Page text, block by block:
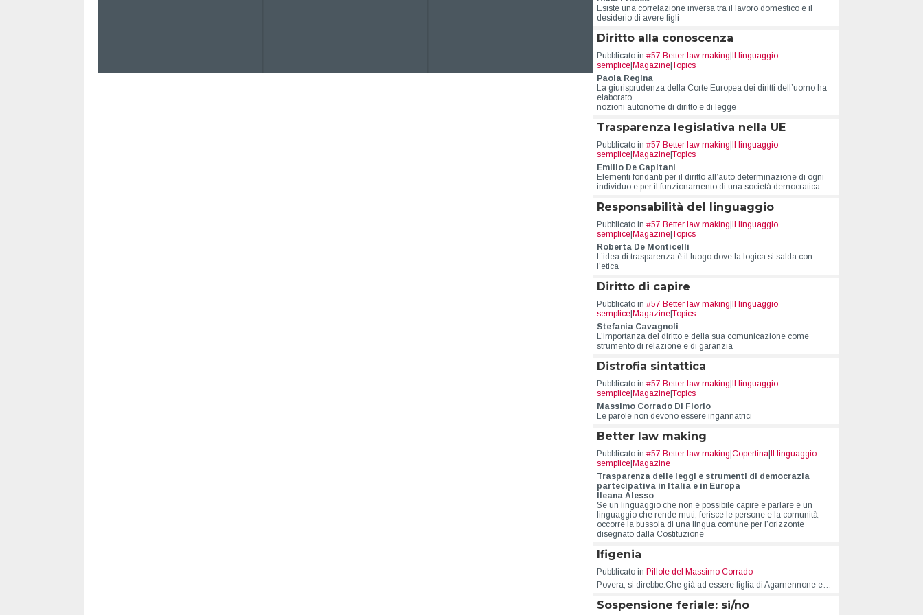
Esiste una correlazione inversa tra il lavoro domestico e il
desiderio di avere figli
Diritto alla conoscenza
Pubblicato in #57 Better law making
Il linguaggio
semplice| Magazine| Topics
Paola Regina
La giurisprudenza della Corte Europea dei diritti dell’uomo ha
elaborato
nozioni autonome di diritto e di legge
Trasparenza legislativa nella UE
Pubblicato in #57 Better law making
Il linguaggio
semplice| Magazine| Topics
Emilio De Capitani
Elementi fondanti per il diritto all’auto determinazione di ogni
individuo e per il funzionamento di una società democratica
Responsabilità del linguaggio
Pubblicato in #57 Better law making
Il linguaggio
semplice| Magazine| Topics
Roberta De Monticelli
L’idea di trasparenza è il luogo dove la logica si salda con
l’etica
Diritto di capire
Pubblicato in #57 Better law making
Il linguaggio
semplice| Magazine| Topics
Stefania Cavagnoli
L’importanza del diritto e della sua comunicazione come
strumento di relazione e di garanzia
Distrofia sintattica
Pubblicato in #57 Better law making
Il linguaggio
semplice| Magazine| Topics
Massimo Corrado Di Florio
Le parole non devono essere ingannatrici
Better law making
Pubblicato in #57 Better law making Copertina|
Il linguaggio
semplice| Magazine
Trasparenza delle leggi e strumenti di democrazia
partecipativa in Italia e in Europa
Ileana Alesso
Se un linguaggio che non è possibile capire e parlare è un
linguaggio che rende muti, ferisce le persone e la comunità,
occorre la bussola di una lingua comune per l’orizzonte
disegnato dalla Costituzione
Ifigenia
Pubblicato in Pillole del Massimo Corrado
Povera, si direbbe.Che già ad essere figlia di Agamennone e…
Sospensione feriale: si/no